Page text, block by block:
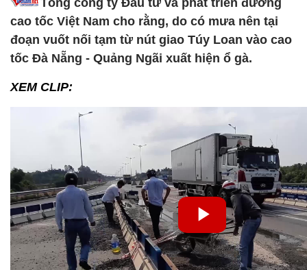
Tổng công ty Đầu tư và phát triển đường
cao tốc Việt Nam cho rằng, do có mưa nên tại
đoạn vuốt nối tạm từ nút giao Túy Loan vào cao
tốc Đà Nẵng - Quảng Ngãi xuất hiện ổ gà.
XEM CLIP: